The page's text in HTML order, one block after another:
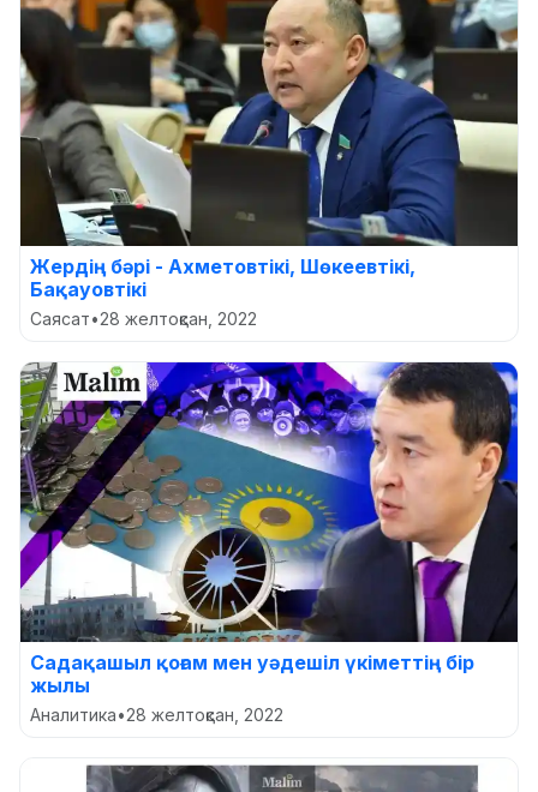
Жердің бәрі - Ахметовтікі, Шөкеевтікі,
Бақауовтікі
Саясат•28 желтоқсан, 2022
Садақашыл қоғам мен уәдешіл үкіметтің бір
жылы
Аналитика•28 желтоқсан, 2022